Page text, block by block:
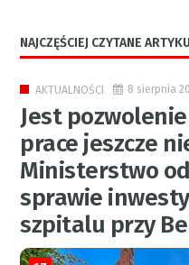
NAJCZĘŚCIEJ CZYTANE
AKTUALNOŚCI 8 sierpnia
Jest
prace jeszcze
Ministerstwo
sprawie
szpitalu przy